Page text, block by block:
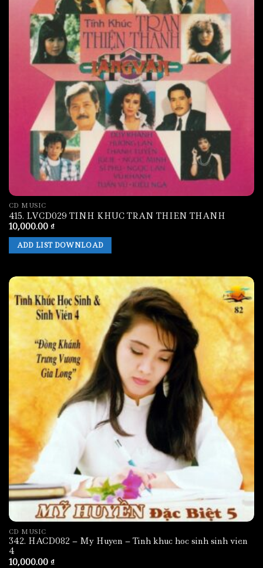
CD MUSIC
415. LVCD029 TINH KHUC TRAN THIEN THANH
10,000.00 ₫
ADD LIST DOWNLOAD
CD MUSIC
342. HACD082 – My Huyen – Tinh khuc hoc sinh sinh vien
4
10,000.00 ₫